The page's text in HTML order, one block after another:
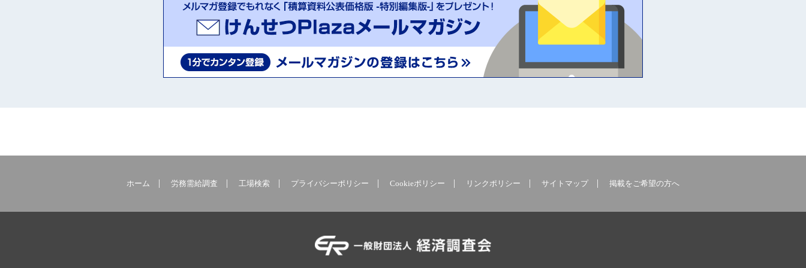
ホーム 労務需給調査 工場検索 プライバシーポリシー Cookieポリシー リンクポリシー サイトマップ 掲載をご希望の方へ